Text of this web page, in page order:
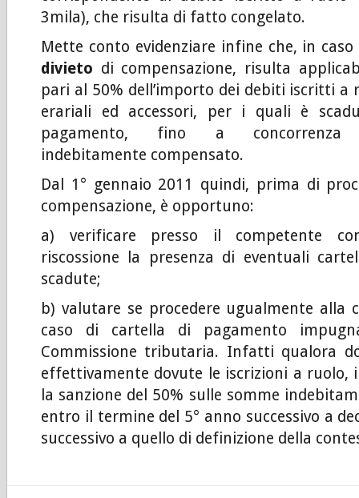
3mila), che risulta di fatto congelato.
Mette conto evidenziare infine che, in
divieto di compensazione, risulta
pari al 50% dell’importo dei debiti iscritti a
erariali ed accessori, per i quali è
pagamento, fino a concorrenza
indebitamente compensato.
Dal 1° gennaio 2011 quindi, prima di
compensazione, è opportuno:
a) verificare presso il competente
riscossione la presenza di eventuali
scadute;
b) valutare se procedere ugualmente alla
caso di cartella di pagamento
Commissione tributaria. Infatti qualora
effettivamente dovute le iscrizioni a ruolo,
la sanzione del 50% sulle somme
entro il termine del 5° anno successivo a
successivo a quello di definizione della